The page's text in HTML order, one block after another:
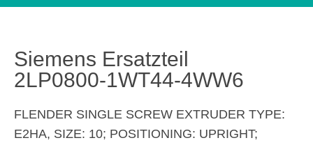
Siemens Ersatzteil
2LP0800-1WT44-4WW6
FLENDER SINGLE SCREW EXTRUDER TYPE:
E2HA, SIZE: 10; POSITIONING: UPRIGHT;